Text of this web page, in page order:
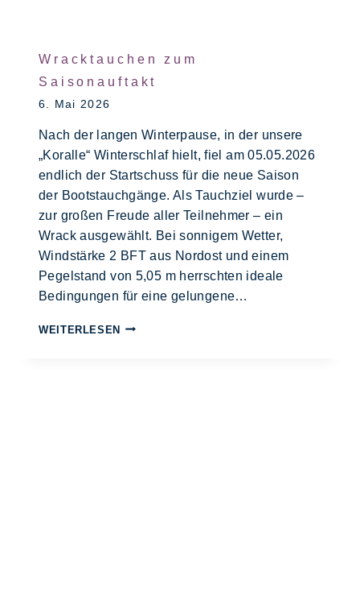
Wracktauchen zum
Saisonauftakt
6. Mai 2026
Nach der langen Winterpause, in der unsere
„Koralle“ Winterschlaf hielt, fiel am 05.05.2026
endlich der Startschuss für die neue Saison
der Bootstauchgänge. Als Tauchziel wurde –
zur großen Freude aller Teilnehmer – ein
Wrack ausgewählt. Bei sonnigem Wetter,
Windstärke 2 BFT aus Nordost und einem
Pegelstand von 5,05 m herrschten ideale
Bedingungen für eine gelungene…
WEITERLESEN